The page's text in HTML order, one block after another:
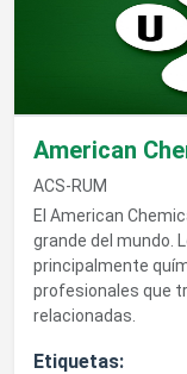
American
ACS-RUM
El American
grande del mundo.
principalmente
profesionales que
relacionadas.
Etiquetas: